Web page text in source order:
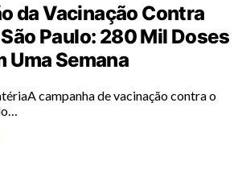
da Vacinação Contra
Paulo: 280 Mil Doses
Uma Semana
campanha de vacinação contra o